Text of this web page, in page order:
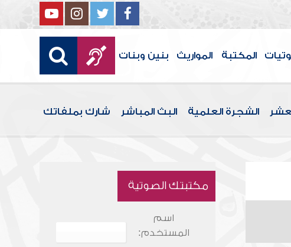
المكتبة المواريث بنين وبنات
الشجرة العلمية البث المباشر شارك بملفاتك
مكتبتك الصوتية
اسم
المستخدم: